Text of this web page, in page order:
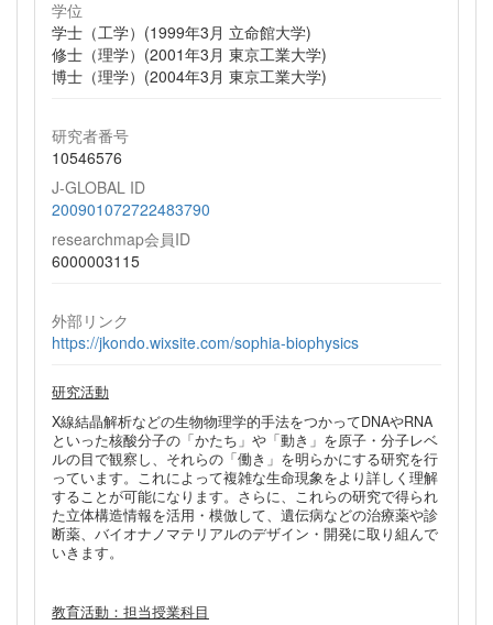
学位
学士（工学）(1999年3月 立命館大学)
修士（理学）(2001年3月 東京工業大学)
博士（理学）(2004年3月 東京工業大学)
研究者番号
10546576
J-GLOBAL ID
200901072722483790
researchmap会員ID
6000003115
外部リンク
https://jkondo.wixsite.com/sophia-biophysics
研究活動
X線結晶解析などの生物物理学的手法をつかってDNAやRNA
といった核酸分子の「かたち」や「動き」を原子・分子レベ
ルの目で観察し、それらの「働き」を明らかにする研究を行
っています。これによって複雑な生命現象をより詳しく理解
することが可能になります。さらに、これらの研究で得られ
た立体構造情報を活用・模倣して、遺伝病などの治療薬や診
断薬、バイオナノマテリアルのデザイン・開発に取り組んで
いきます。
教育活動：担当授業科目